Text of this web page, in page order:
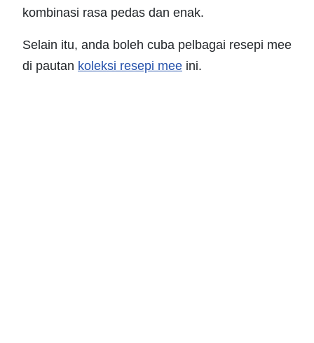
kombinasi rasa pedas dan enak.
Selain itu, anda boleh cuba pelbagai resepi mee
di pautan koleksi resepi mee ini.